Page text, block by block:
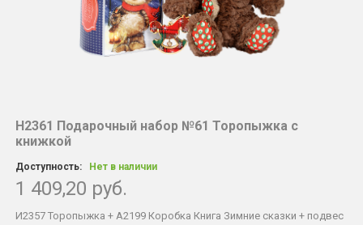
Н2361 Подарочный набор №61 Торопыжка с
книжкой
Доступность: Нет в наличии
1 409,20 руб.
И2357 Торопыжка + А2199 Коробка Книга Зимние сказки + подвес